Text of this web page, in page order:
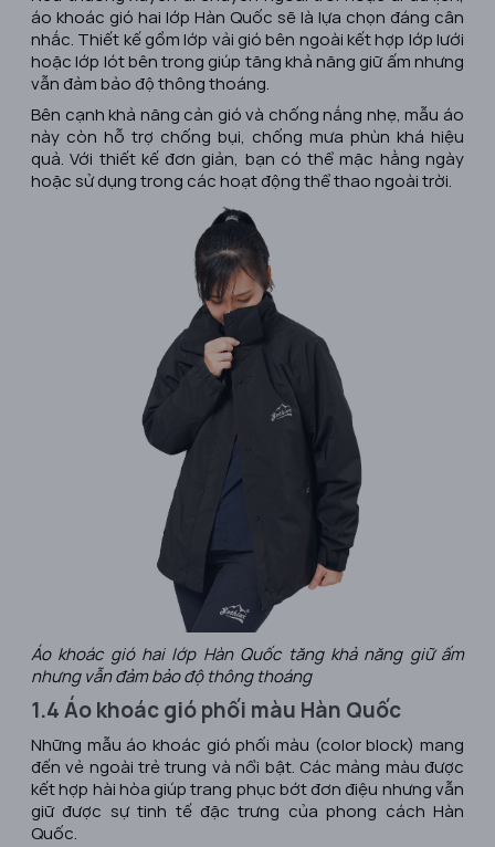
áo khoác gió hai lớp Hàn Quốc sẽ là lựa chọn đáng cân
nhắc. Thiết kế gồm lớp vải gió bên ngoài kết hợp lớp lưới
hoặc lớp lót bên trong giúp tăng khả năng giữ ấm nhưng
vẫn đảm bảo độ thông thoáng.
Bên cạnh khả năng cản gió và chống nắng nhẹ, mẫu áo
này còn hỗ trợ chống bụi, chống mưa phùn khá hiệu
quả. Với thiết kế đơn giản, bạn có thể mặc hằng ngày
hoặc sử dụng trong các hoạt động thể thao ngoài trời.
Áo khoác gió hai lớp Hàn Quốc tăng khả năng giữ ấm
nhưng vẫn đảm bảo độ thông thoáng
1.4 Áo khoác gió phối màu Hàn Quốc
Những mẫu áo khoác gió phối màu (color block) mang
đến vẻ ngoài trẻ trung và nổi bật. Các mảng màu được
kết hợp hài hòa giúp trang phục bớt đơn điệu nhưng vẫn
giữ được sự tinh tế đặc trưng của phong cách Hàn
Quốc.